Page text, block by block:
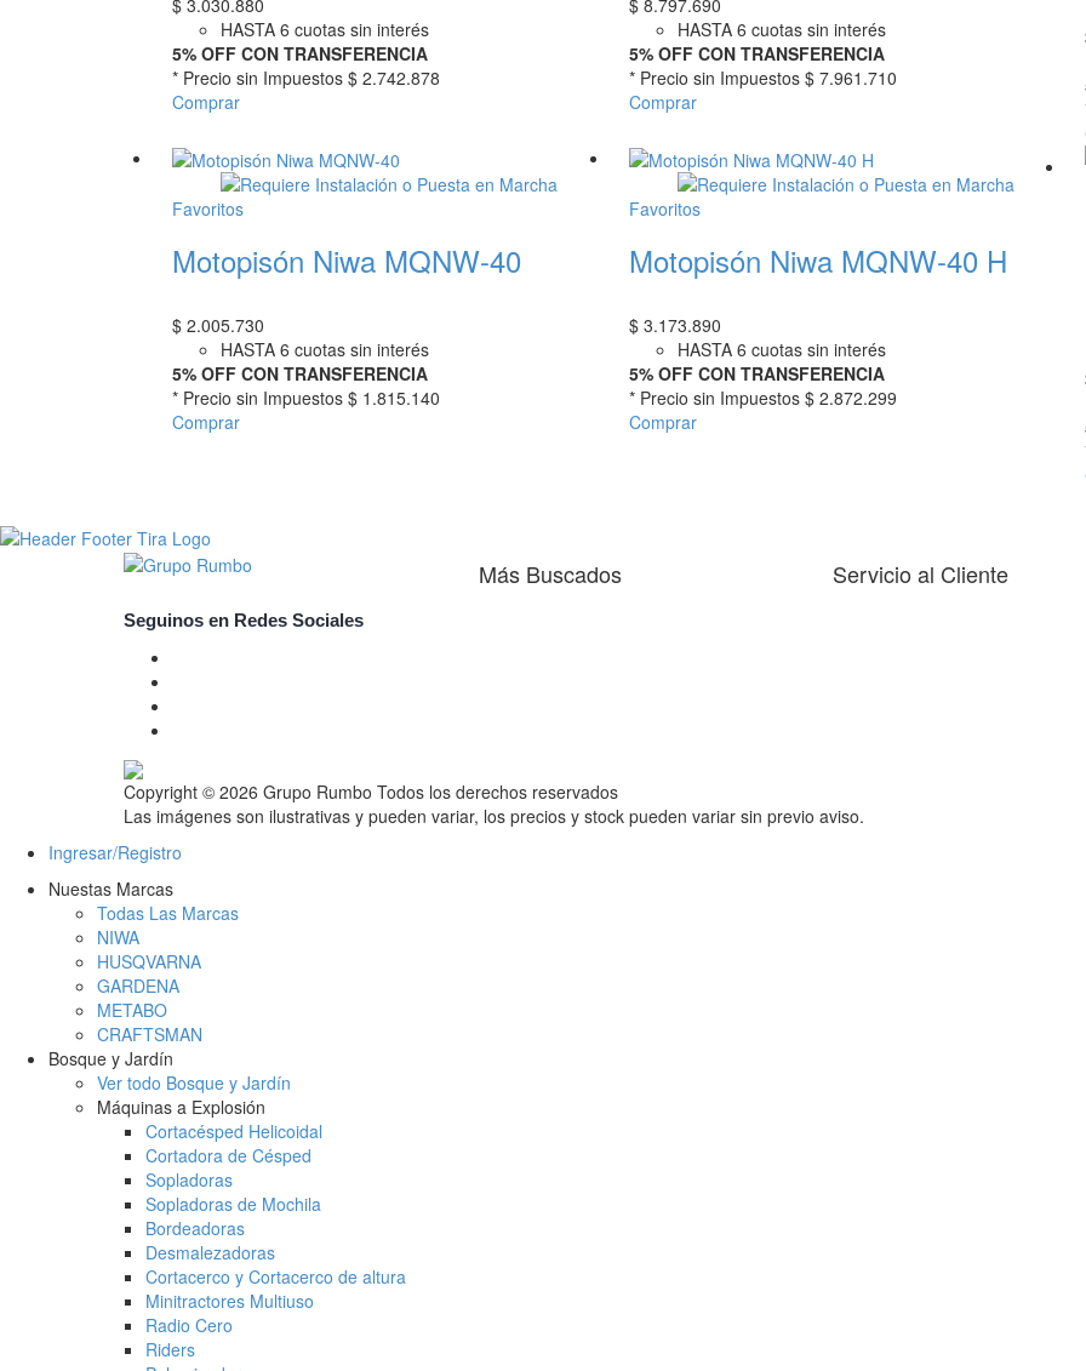
HASTA 6 cuotas sin interés
5% OFF CON TRANSFERENCIA
* Precio sin Impuestos $ 2.742.878
Comprar
HASTA 6 cuotas sin interés
5% OFF CON TRANSFERENCIA
* Precio sin Impuestos $ 7.961.710
Comprar
Favoritos
Motopisón Niwa MQNW-40
$ 2.005.730
HASTA 6 cuotas sin interés
5% OFF CON TRANSFERENCIA
* Precio sin Impuestos $ 1.815.140
Comprar
Favoritos
Motopisón Niwa MQNW-40 H
$ 3.173.890
HASTA 6 cuotas sin interés
5% OFF CON TRANSFERENCIA
* Precio sin Impuestos $ 2.872.299
Comprar
Seguinos en Redes Sociales
Más Buscados Servicio al Cliente
Copyright © 2026 Grupo Rumbo Todos los derechos reservados
Las imágenes son ilustrativas y pueden variar, los precios y stock pueden variar sin previo aviso.
Ingresar/Registro
Nuestas Marcas
Todas Las Marcas
NIWA
HUSQVARNA
GARDENA
METABO
CRAFTSMAN
Bosque y Jardín
Ver todo Bosque y Jardín
Máquinas a Explosión
Cortacésped Helicoidal
Cortadora de Césped
Sopladoras
Sopladoras de Mochila
Bordeadoras
Desmalezadoras
Cortacerco y Cortacerco de altura
Minitractores Multiuso
Radio Cero
Riders